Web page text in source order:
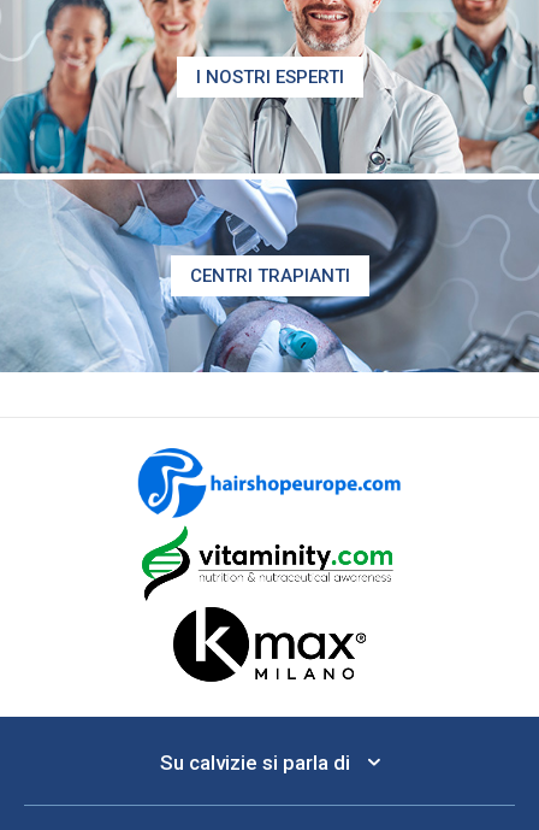
I NOSTRI ESPERTI
CENTRI TRAPIANTI
Su calvizie si parla di